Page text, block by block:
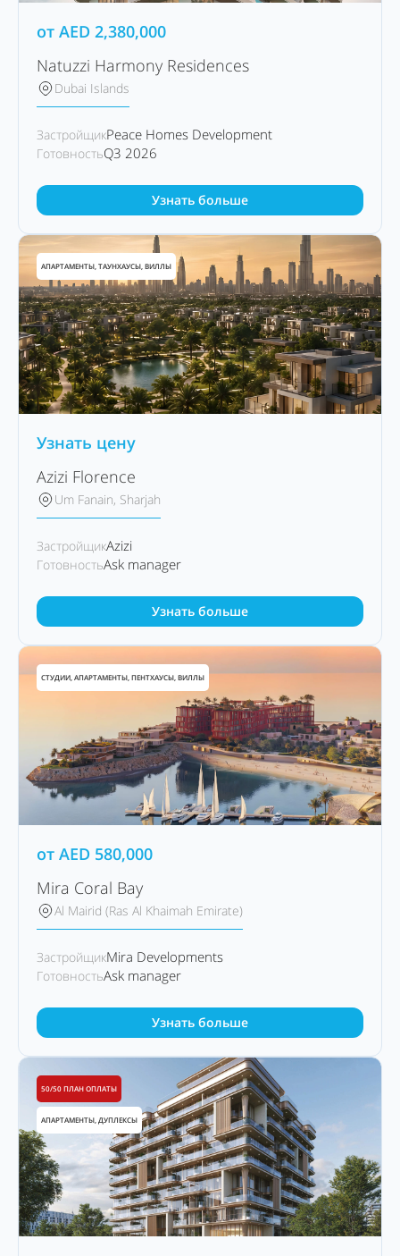
от AED 2,380,000
Natuzzi Harmony Residences
Dubai Islands
ЗастройщикPeace Homes Development
ГотовностьQ3 2026
Узнать больше
АПАРТАМЕНТЫ, ТАУНХАУСЫ, ВИЛЛЫ
Узнать цену
Azizi Florence
Um Fanain, Sharjah
ЗастройщикAzizi
ГотовностьAsk manager
Узнать больше
СТУДИИ, АПАРТАМЕНТЫ, ПЕНТХАУСЫ, ВИЛЛЫ
от AED 580,000
Mira Coral Bay
Al Mairid (Ras Al Khaimah Emirate)
ЗастройщикMira Developments
ГотовностьAsk manager
Узнать больше
50/50 ПЛАН ОПЛАТЫ
АПАРТАМЕНТЫ, ДУПЛЕКСЫ